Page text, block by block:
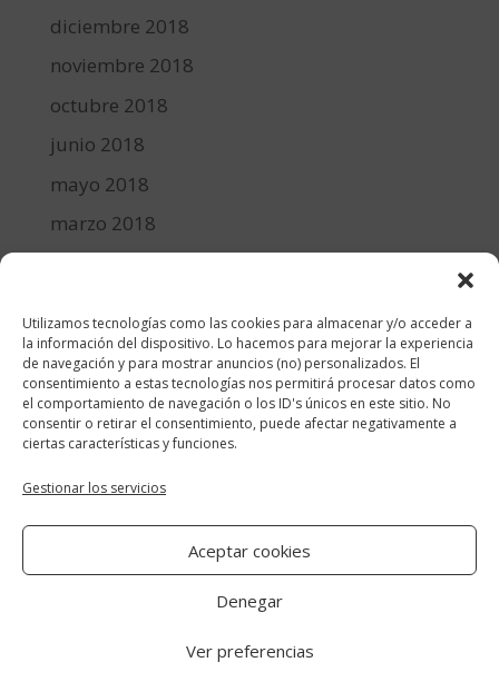
Utilizamos tecnologías como las cookies para almacenar y/o acceder a
la información del dispositivo. Lo hacemos para mejorar la experiencia
de navegación y para mostrar anuncios (no) personalizados. El
consentimiento a estas tecnologías nos permitirá procesar datos como
el comportamiento de navegación o los ID's únicos en este sitio. No
consentir o retirar el consentimiento, puede afectar negativamente a
ciertas características y funciones.
Gestionar los servicios
Aceptar cookies
Denegar
Ver preferencias
diciembre 2018
noviembre 2018
octubre 2018
junio 2018
mayo 2018
marzo 2018
diciembre 2017
Categorías
cocina y recetas
general
lifestyle
manualidades-diy